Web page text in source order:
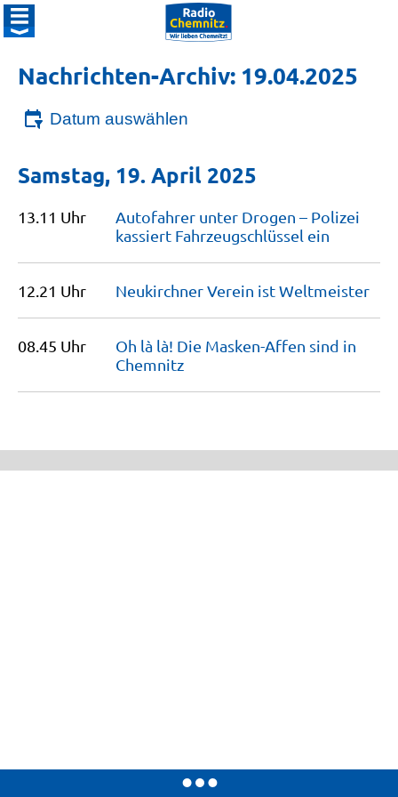
Nachrichten-Archiv: 19.04.2025
Datum auswählen
Samstag, 19. April 2025
13.11 Uhr
Autofahrer unter Drogen – Polizei
kassiert Fahrzeugschlüssel ein
12.21 Uhr Neukirchner Verein istWeltmeister
08.45 Uhr
Oh là là! Die Masken-Affen sind in
Chemnitz